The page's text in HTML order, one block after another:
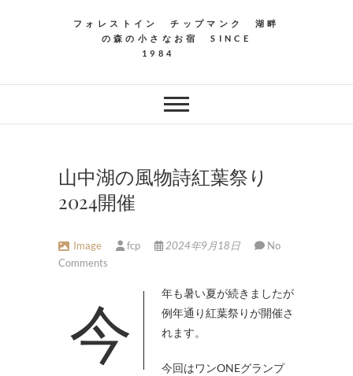
フォレストイン チップマンク 湖畔
の森の小さなお宿 SINCE
1984
山中湖の風物詩紅葉祭り
2024開催
Image fcp 2024年9月18日
No
Comments
今年も暑い夏が続きましたが
例年通り紅葉祭りが開催さ
れます。
今回はワンONEグランプ